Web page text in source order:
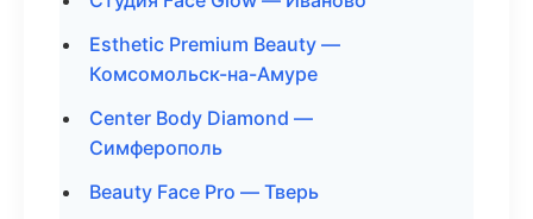
Esthetic Premium Beauty —
Комсомольск-на-Амуре
Center Body Diamond —
Симферополь
Beauty Face Pro — Тверь